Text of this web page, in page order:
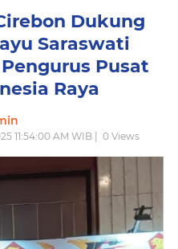
Dukung
Saraswati
Pusat
Raya
11:54:00 AM WIB | 0Views